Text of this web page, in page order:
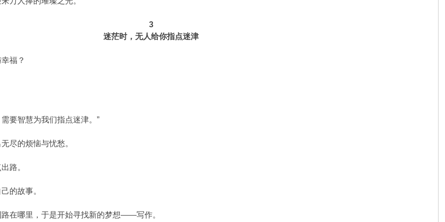
3
迷茫时，无人给你指点迷津
福？
要智慧为我们指点迷津。”
尽的烦恼与忧愁。
路。
的故事。
在哪里，于是开始寻找新的梦想——写作。